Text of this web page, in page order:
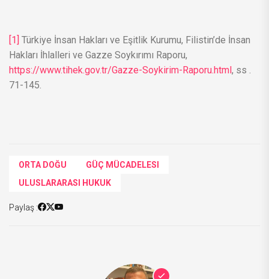
[1] Türkiye İnsan Hakları ve Eşitlik Kurumu, Filistin’de İnsan
Hakları İhlalleri ve Gazze Soykırımı Raporu,
https://www.tihek.gov.tr/Gazze-Soykirim-Raporu.html, ss .
71-145.
ORTA DOĞU
GÜÇ MÜCADELESI
ULUSLARARASI HUKUK
Paylaş :